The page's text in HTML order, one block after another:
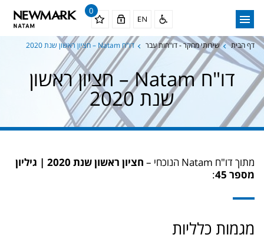
0
דף הבית שירותי מחקר - דו"חות עבר דו"ח Natam – חציון ראשון שנת 2020
דו"ח Natam – חציון ראשון
שנת 2020
מתוך דו"ח Natam הנוכחי –
חציון ראשון שנת 2020 | גיליון
מספר 45
:
מגמות כלליות